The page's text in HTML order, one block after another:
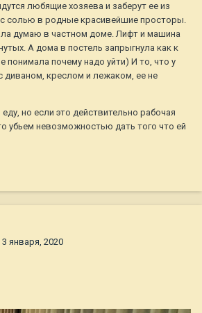
любящие хозяева и заберут ее из
солью в родные красивейшие просторы.
думаю в частном доме. Лифт и машина
А дома в постель запрыгнула как к
понимала почему надо уйти) И то, что у
диваном, креслом и лежаком, ее не
но если это действительно рабочая
убьем невозможностью дать того что ей
3 января, 2020